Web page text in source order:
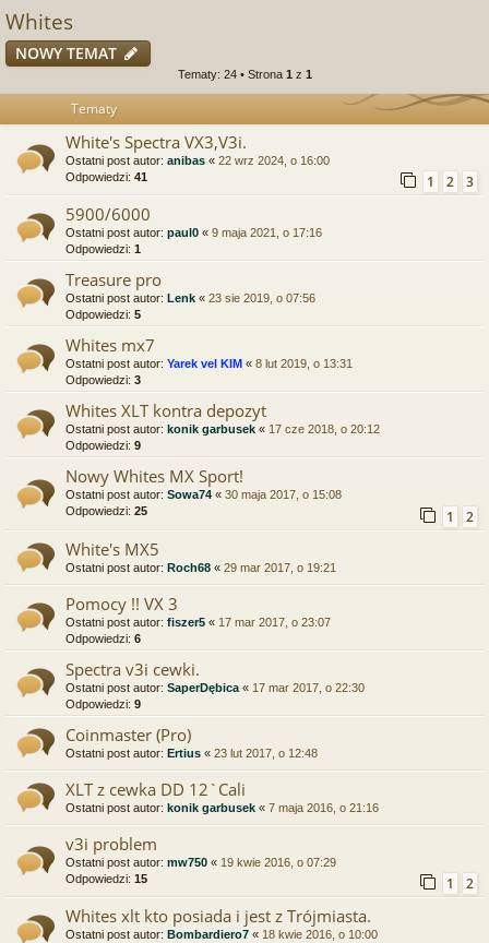
Whites
NOWY TEMAT
Tematy: 24 • Strona 1 z 1
Tematy
White's Spectra VX3,V3i.
Ostatni post autor: anibas « 22 wrz 2024, o 16:00
Odpowiedzi: 41 1 2 3
5900/6000
Ostatni post autor: paul0 « 9 maja 2021, o 17:16
Odpowiedzi: 1
Treasure pro
Ostatni post autor: Lenk « 23 sie 2019, o 07:56
Odpowiedzi: 5
Whites mx7
Ostatni post autor: Yarek vel KIM « 8 lut 2019, o 13:31
Odpowiedzi: 3
Whites XLT kontra depozyt
Ostatni post autor: konik garbusek « 17 cze 2018, o 20:12
Odpowiedzi: 9
Nowy Whites MX Sport!
Ostatni post autor: Sowa74 « 30 maja 2017, o 15:08
Odpowiedzi: 25 1 2
White's MX5
Ostatni post autor: Roch68 « 29 mar 2017, o 19:21
Pomocy !! VX 3
Ostatni post autor: fiszer5 « 17 mar 2017, o 23:07
Odpowiedzi: 6
Spectra v3i cewki.
Ostatni post autor: SaperDębica « 17 mar 2017, o 22:30
Odpowiedzi: 9
Coinmaster (Pro)
Ostatni post autor: Ertius « 23 lut 2017, o 12:48
XLT z cewka DD 12`Cali
Ostatni post autor: konik garbusek « 7 maja 2016, o 21:16
v3i problem
Ostatni post autor: mw750 « 19 kwie 2016, o 07:29
Odpowiedzi: 15 1 2
Whites xlt kto posiada i jest z Trójmiasta.
Ostatni post autor: Bombardiero7 « 18 kwie 2016, o 10:00